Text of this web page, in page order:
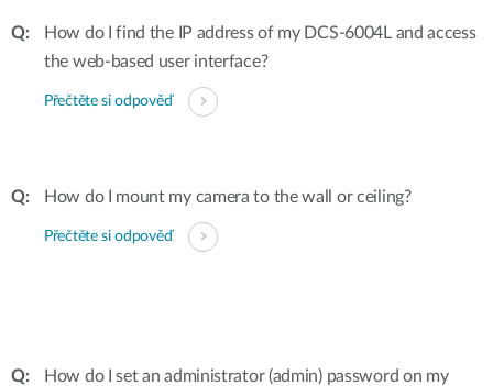
How do I find the IP address of my DCS-6004L and access
the web-based user interface?
Přečtěte si odpověď
How do I mount my camera to the wall or ceiling?
Přečtěte si odpověď
How do I set an administrator (admin) password on my